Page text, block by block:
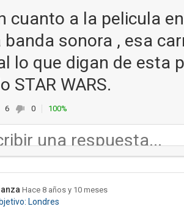
cuanto a la pelicula
banda sonora , esa
lo que digan de esta
STAR WARS.
6 0 100%
Hace 8 años y 10 meses
Londres